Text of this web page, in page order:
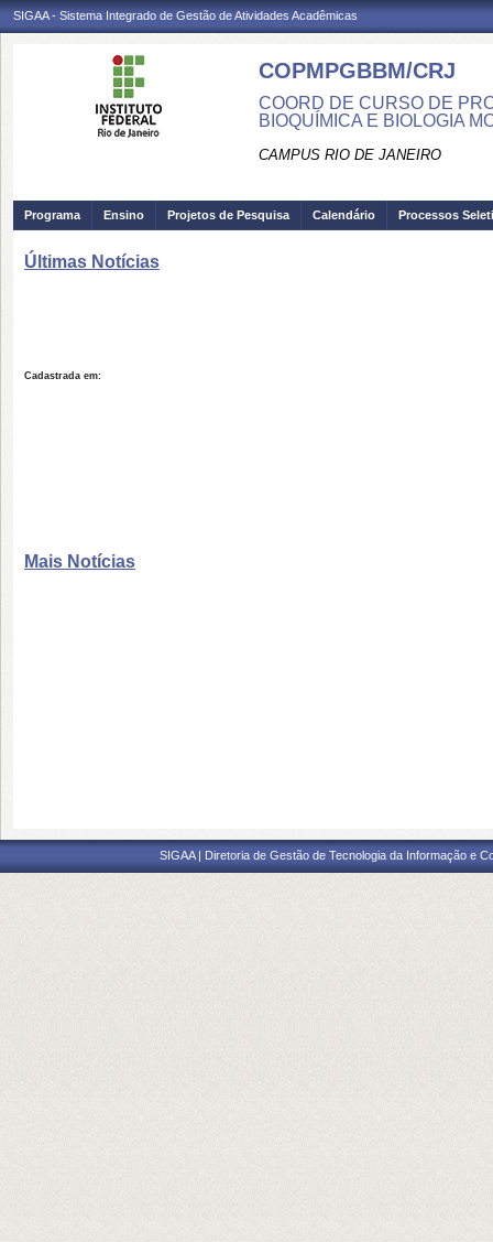
SIGAA - Sistema Integrado de Gestão de Atividades Acadêmicas
COPMPGBBM/CRJ
COORD DE CURSO DE
BIOQUÍMICA E BIOLOGIA
CAMPUS RIO DE JANEIRO
Programa Ensino Projetos de Pesquisa Calendário Processos
Últimas Notícias
Cadastrada em:
Mais Notícias
SIGAA | Diretoria de Gestão de Tecnologia da Informação e